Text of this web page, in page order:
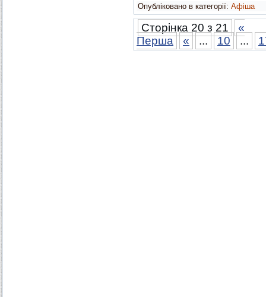
Опубліковано в категорії: Афіша
Сторінка 20 з 21
«
Перша
« ... 10 ...